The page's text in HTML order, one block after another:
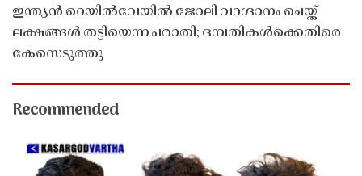
ഇന്ത്യൻ റെയിൽവേയിൽ ജോലി വാഗ്ദാനം ചെയ്ത്
ലക്ഷങ്ങൾ തട്ടിയെന്ന പരാതി; ദമ്പതികൾക്കെതിരെ
കേസെടുത്തു
Recommended